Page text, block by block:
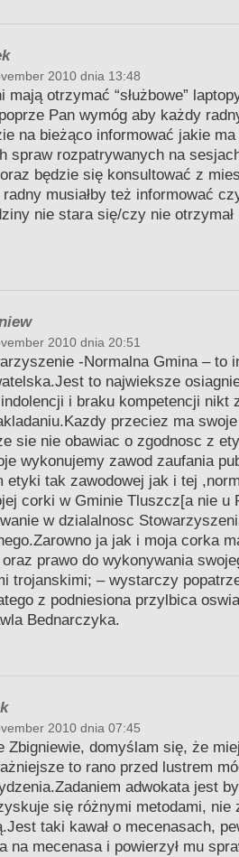
2010 dnia 13:48
mają otrzymać “służbowe”
Pan wymóg aby każdy
na bieżąco informować jakie
spraw rozpatrywanych na
będzie się konsultować z
musiałby też informować
nie stara się/czy nie otrzymał
2010 dnia 20:51
-Normalna Gmina – to
to najwieksze
i braku kompetencji nikt
przeciez ma
sie nie obawiac o zgodnosc z
wykonujemy zawod zaufania
etyki tak zawodowej jak i tej
corki w Gminie Tluszcz[a nie u
w dzialalnosc
ja jak i moja corka
prawo do wykonywania
trojanskimi; – wystarczy
z podniesiona przylbica
Bednarczyka.
2010 dnia 07:45
Zbigniewie, domyślam się, że
to rano przed lustrem
adwokata jest
się różnymi metodami, nie
taki kawał o mecenasach,
na mecenasa i powierzył mu